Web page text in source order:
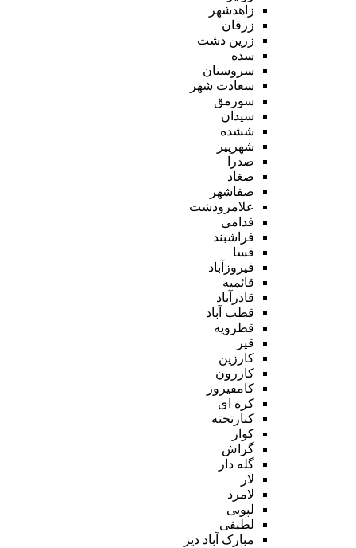
زاهدشهر
زرقان
زرین دشت
سده
سروستان
سعادت شهر
سورمق
سیدان
ششده
شهرپیر
صدرا
صغاد
صفاشهر
علامرودشت
فدامی
فراشبند
فسا
فیروزآباد
قائمیه
قادرآباد
قطب آباد
قطرویه
قیر
کارزین
کازرون
کامفیروز
کره ای
کنارتخته
کوار
گراش
گله دار
لار
لامرد
لپویی
لطیفی
مبارک آباد دیز